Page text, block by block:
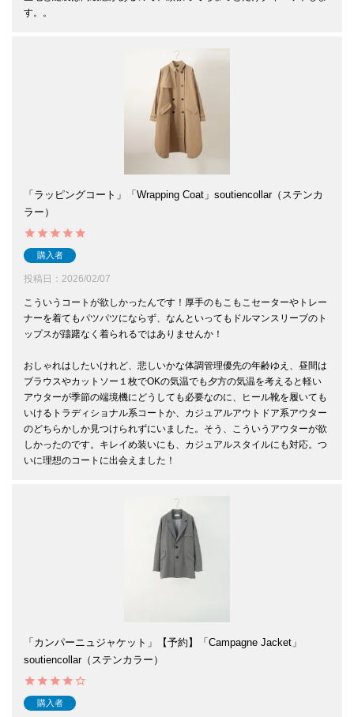
す。。
「ラッピングコート」「Wrapping Coat」soutiencollar（ステンカ
ラー）
購入者
投稿日 2026/02/07
こういうコートが欲しかったんです！厚手のもこもこセーターやトレー
ナーを着てもパツパツにならず、なんといってもドルマンスリーブのト
ップスが躊躇なく着られるではありませんか！
おしゃれはしたいけれど、悲しいかな体調管理優先の年齢ゆえ、昼間は
ブラウスやカットソー１枚でOKの気温でも夕方の気温を考えると軽い
アウターが季節の端境機にどうしても必要なのに、ヒール靴を履いても
いけるトラディショナル系コートか、カジュアルアウトドア系アウター
のどちらかしか見つけられずにいました。そう、こういうアウターが欲
しかったのです。キレイめ装いにも、カジュアルスタイルにも対応。つ
いに理想のコートに出会えました！
「カンパーニュジャケット」【予約】「Campagne Jacket」
soutiencollar（ステンカラー）
購入者